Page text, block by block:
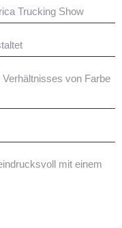
Trucking Show
von Farbe
mit einem